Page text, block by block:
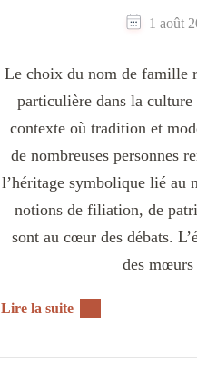
1 août
Le choix du nom de famille
particulière dans la culture
contexte où tradition et
de nombreuses personnes
l’héritage symbolique lié au
notions de filiation, de
sont au cœur des débats.
des
Lire la suite